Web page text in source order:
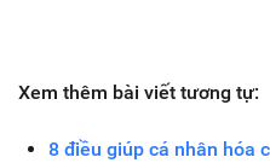
Xem thêm bài viết tương tự:
8 điều giúp cá nhân hóa